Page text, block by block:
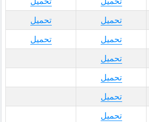
تحميل
تحميل
تحميل
تحميل
تحميل
تحميل
تحميل
تحميل